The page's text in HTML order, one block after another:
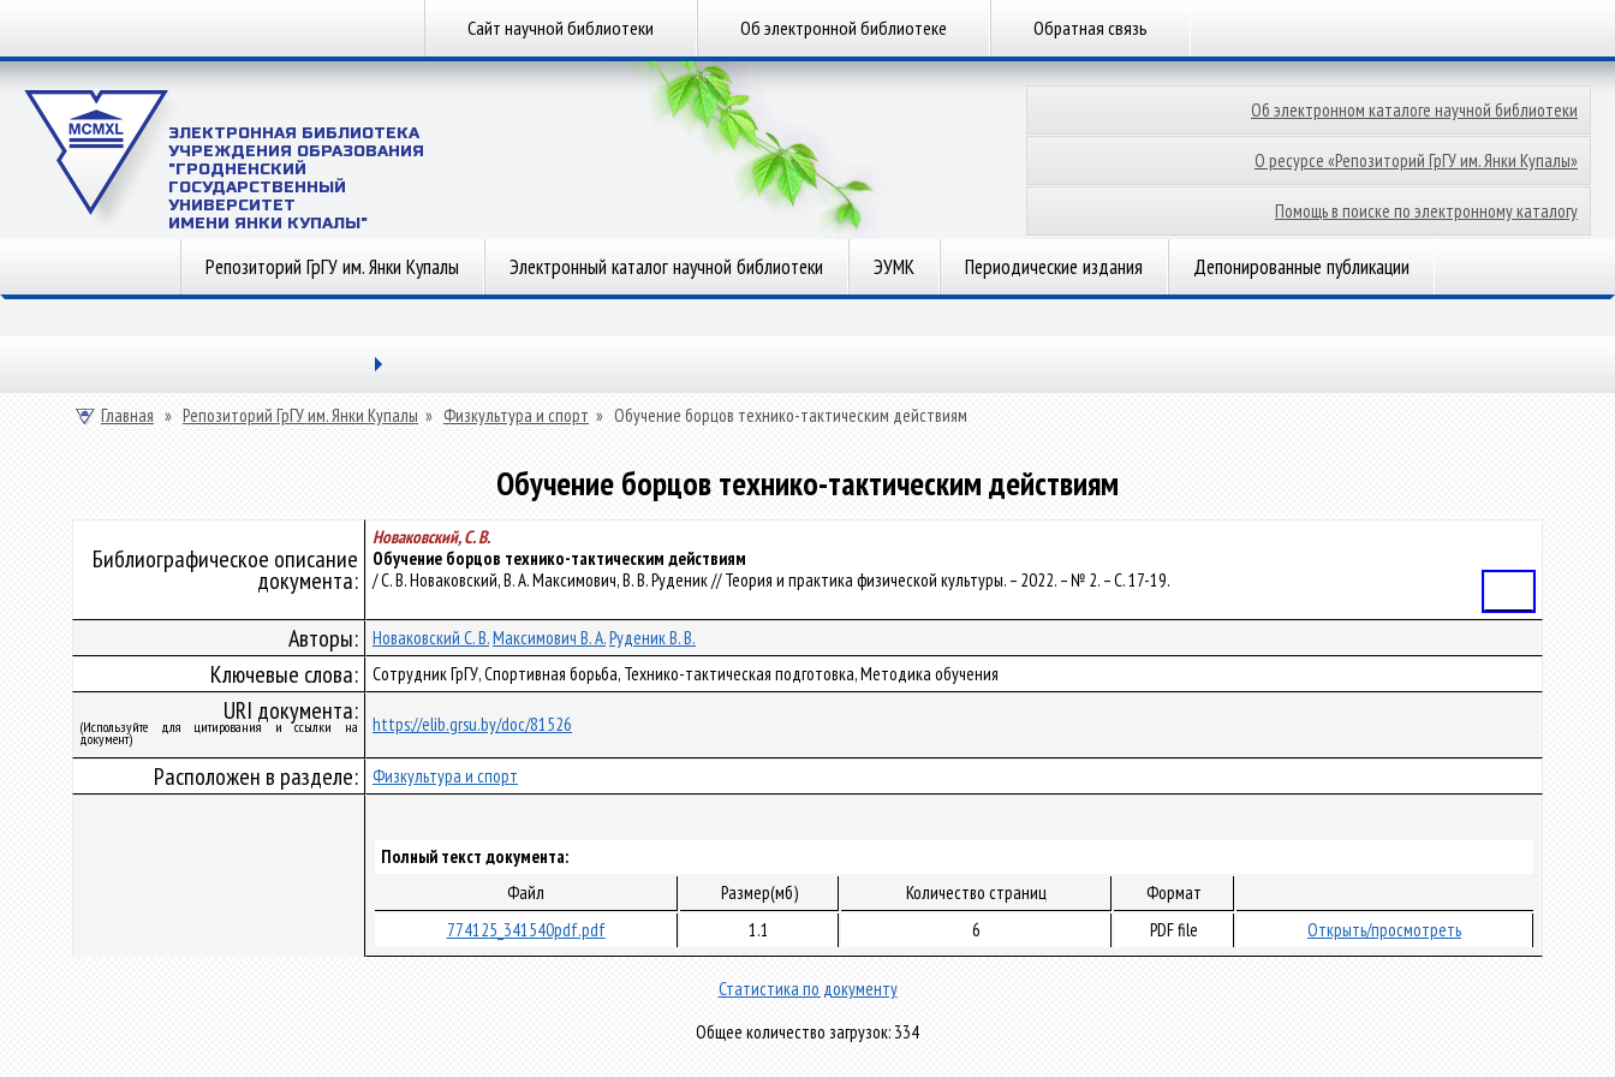
Сайт научной библиотеки Об электронной библиотеке Обратная связь
ЭЛЕКТРОННАЯ БИБЛИОТЕКА
УЧРЕЖДЕНИЯ ОБРАЗОВАНИЯ
"ГРОДНЕНСКИЙ
ГОСУДАРСТВЕННЫЙ
УНИВЕРСИТЕТ
ИМЕНИ ЯНКИ КУПАЛЫ"
Об электронном каталоге научной библиотеки
О ресурсе «Репозиторий ГрГУ им. Янки Купалы»
Помощь в поиске по электронному каталогу
Репозиторий ГрГУ им. Янки Купалы Электронный каталог научной библиотеки ЭУМК Периодические издания Депонированные публикации
Главная » Репозиторий ГрГУ им. Янки Купалы » Физкультура и спорт » Обучение борцов технико-тактическим действиям
Обучение борцов технико-тактическим действиям
Библиографическое описание
документа:
Новаковский, С. В.
Обучение борцов технико-тактическим действиям
/ С. В. Новаковский, В. А. Максимович, В. В. Руденик // Теория и практика физической культуры. – 2022. – № 2. – С. 17-19.
Авторы: Новаковский С. В.Максимович В. А.Руденик В. В.
Ключевые слова: Сотрудник ГрГУ, Спортивная борьба, Технико-тактическая подготовка, Методика обучения
URI документа:
(Используйте для цитирования и ссылки на
документ)
https://elib.grsu.by/doc/81526
Расположен в разделе: Физкультура и спорт
Полный текст документа:
Файл
Размер(мб) Количество страниц
Формат
774125_341540pdf.pdf
1.1 6 PDF file Открыть/просмотреть
Статистика по документу
Общее количество загрузок: 334